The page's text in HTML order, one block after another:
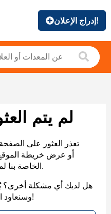
إدراج الإعلان!
لم يتم
تعذر العثور على
الخاصة بنا لمساعدتك في العثور على ما تريد.
هل لديك أي مشكلة أخرى؟
وسنعاود التواصل معك. شكرًا على صبرك!